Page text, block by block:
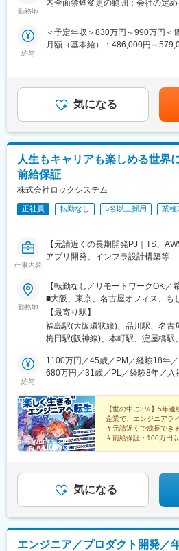
題の分析から、システムの提案・
■ミッション
従来のITシステム開発事業を安定推
【職務概要】
◇九州地区（山口まで含む）を主
のプロジェクト推進をお任せいた
入社後はまず福岡県内のお客様を
◇当該部では山口県のプロジェク
ゆくプロジェクトの兼務もいただき
だくことも想定しております。
営業店のシステムやチャネル拡大に
導入による業務効率化、生産性向
ます。
現在は顧客と、要件を詰めている
安にPJの始動を想定しております。
ご入社の時期によってお任せする
要望のすり合わせ、経営起点での
われるフェーズのため、上流工程
へおすすめです。
・システム化構想策定、要件定義支
・システム化提案の推進
ネジメント
・既導入システムの維持保守取纏
・パブリッククラウド（AWS／
シフト計画の策定／リフト・シフ
務を組合わせた勤務形態です。
具体的には、週の半分は客先、在
す。場合によっては東京へも出張
回、1泊2日程度）
変更の範囲：会社の定める業務
勤務地
内全面禁煙変更の範囲：会社の定
給与
＜予定年収＞830万円～990万円＜
月額（基本給）：486,000円～
や住宅手当などの諸手当は別途支
には、裁量労働勤務手当を含む）
（6月、12月）賃金はあくまでも目
て上下する可能性があります。月
です。
気になる
人生もキャリアも楽しめる世界
前給保証
株式会社ロックシステム
正社員 転勤なし 5名以上採用 業種
仕事内容
【元請近くの長期開発PJ｜TS、
アプリ開発、インフラ設計構築等
勤務地
【転勤なし／リモートワークOK／
■大阪、東京、名古屋オフィス、も
大阪は社宅あり・大阪本社／大阪
ビル└JR環状線「福島駅」徒歩3分
9-36NTTDATA品川ビル└各線「品
駅」徒歩3分・大阪・兵庫・京都・
葉・愛知・沖縄のクライアント先└
に出社3割、出社4割。茨城、神奈
圏以外からの応募者・入社者も増え
富な方はフルリモート勤務も可能
一人称で開発ができ、報連相がで
定！今後沖縄オフィスの立ち上げメ
【最寄り駅】
福島駅(大阪環状線)、品川駅、名古
梅田駅(阪神線)、本町駅、淀屋橋駅
池袋駅、大崎駅、新橋駅、五反田
阪府・阪神線)、高輪ゲートウェイ
駅、大阪難波駅、三宮駅(神戸新交
三丁目駅、神泉駅、都電雑司ケ谷駅
高島駅、京急川崎駅、新福島駅、
なにわ橋駅、長堀橋駅、大阪ビジネ
線)、三宮駅(神戸市営)、京橋駅(東
給与
1100万円／45歳／PM／経験18年
680万円／31歳／PL／経験8年／入
【世の中に3％】5年
企業で、エンジニアラ
＃元請近くで成長でき
＃前給保証・100万円
気になる
エンジニア／プロダクト開発／